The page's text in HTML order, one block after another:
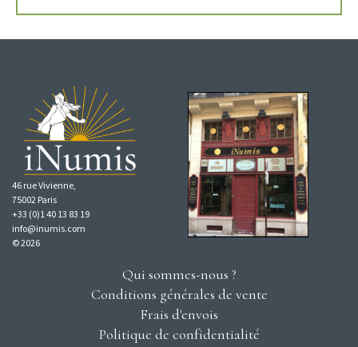
46 rue Vivienne,
75002 Paris
+33 (0)1 40 13 83 19
info@inumis.com
© 2026
Qui sommes-nous ?
Conditions générales de vente
Frais d'envois
Politique de confidentialité